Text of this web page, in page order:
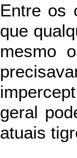
Entre os
que
mesmo
geral
atuais